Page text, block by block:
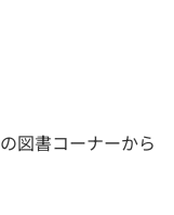
図書コーナーから